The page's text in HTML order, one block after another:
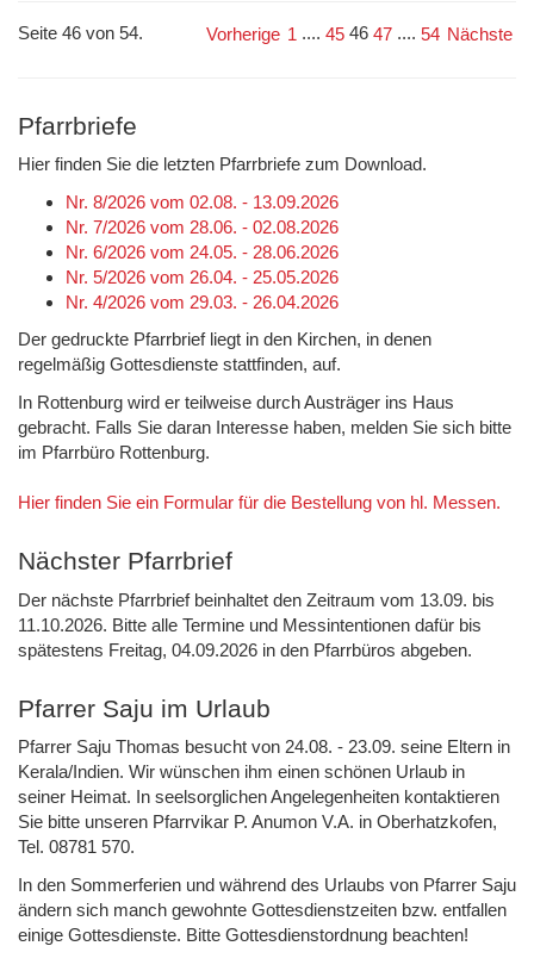
Seite 46 von 54. Vorherige 1 .... 45 46 47 .... 54 Nächste
Pfarrbriefe
Hier finden Sie die letzten Pfarrbriefe zum Download.
Nr. 8/2026 vom 02.08. - 13.09.2026
Nr. 7/2026 vom 28.06. - 02.08.2026
Nr. 6/2026 vom 24.05. - 28.06.2026
Nr. 5/2026 vom 26.04. - 25.05.2026
Nr. 4/2026 vom 29.03. - 26.04.2026
Der gedruckte Pfarrbrief liegt in den Kirchen, in denen
regelmäßig Gottesdienste stattfinden, auf.
In Rottenburg wird er teilweise durch Austräger ins Haus
gebracht. Falls Sie daran Interesse haben, melden Sie sich bitte
im Pfarrbüro Rottenburg.
Hier finden Sie ein Formular für die Bestellung von hl. Messen.
Nächster Pfarrbrief
Der nächste Pfarrbrief beinhaltet den Zeitraum vom 13.09. bis
11.10.2026. Bitte alle Termine und Messintentionen dafür bis
spätestens Freitag, 04.09.2026 in den Pfarrbüros abgeben.
Pfarrer Saju im Urlaub
Pfarrer Saju Thomas besucht von 24.08. - 23.09. seine Eltern in
Kerala/Indien. Wir wünschen ihm einen schönen Urlaub in
seiner Heimat. In seelsorglichen Angelegenheiten kontaktieren
Sie bitte unseren Pfarrvikar P. Anumon V.A. in Oberhatzkofen,
Tel. 08781 570.
In den Sommerferien und während des Urlaubs von Pfarrer Saju
ändern sich manch gewohnte Gottesdienstzeiten bzw. entfallen
einige Gottesdienste. Bitte Gottesdienstordnung beachten!